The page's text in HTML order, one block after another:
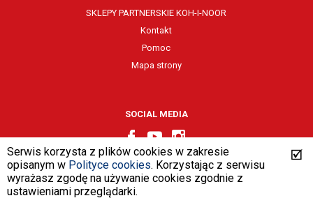
SKLEPY PARTNERSKIE KOH-I-NOOR
Kontakt
Pomoc
Mapa strony
SOCIAL MEDIA
Serwis korzysta z plików cookies w zakresie
opisanym w Polityce cookies. Korzystając z serwisu
wyrażasz zgodę na używanie cookies zgodnie z
ustawieniami przeglądarki.